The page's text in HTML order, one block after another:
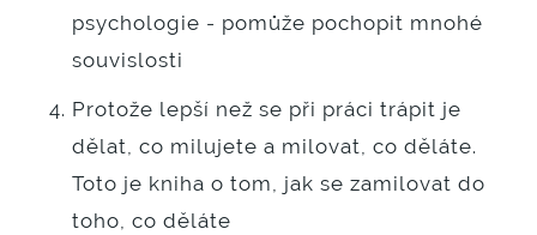
psychologie - pomůže pochopit mnohé
souvislosti
Protože lepší než se při práci trápit je
dělat, co milujete a milovat, co děláte.
Toto je kniha o tom, jak se zamilovat do
toho, co děláte